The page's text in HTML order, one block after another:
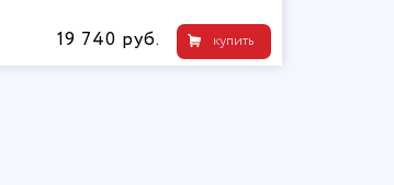
купить
19 740 руб.